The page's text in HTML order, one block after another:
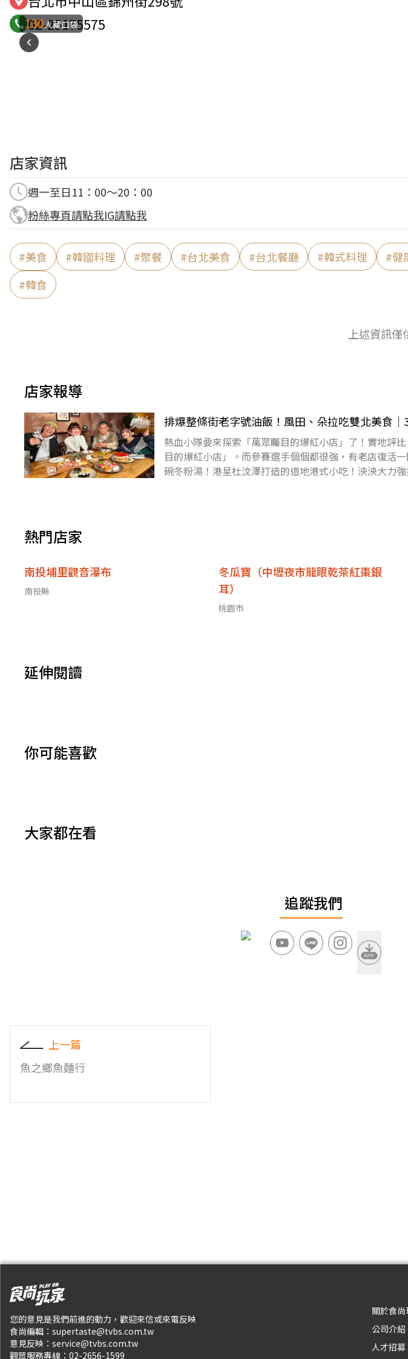
130人藏口袋
02-25175575
店家資訊
週一至日11：00～20：00
粉絲專頁請點我IG請點我
#美食 #韓國料理 #聚餐 #台北美食 #台北餐廳 #韓式料理 #健
#韓食
上述資訊
店家報導
排爆整條街老字號油飯！風田、朵拉吃雙北美食
熱血小隊要來探索「萬眾矚目的爆紅小店」了！實地評
目的爆紅小店」。而參賽選手個個都很強，有老店復活
碗冬粉湯！港星杜汶澤打造的道地港式小吃！泱泱大力
熱門店家
南投埔里觀音瀑布
南投縣
冬瓜寶（中壢夜市龍眼乾茶紅棗銀
耳）
桃園市
延伸閱讀
你可能喜歡
大家都在看
追蹤我們
上一篇
魚之鄉魚麵行
您的意見是我們前進的動力，歡迎來信或來電反映
食尚編輯： supertaste@tvbs.com.tw
意見反映： service@tvbs.com.tw
觀眾服務專線： 02-2656-1599
關於食
公司介紹
人才招募